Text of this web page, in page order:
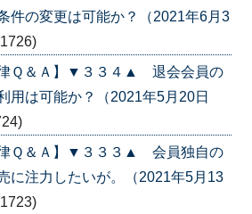
件の変更は可能か？（2021年6月3
律Ｑ＆Ａ】▼３３４▲ 退会会員の
用は可能か？（2021年5月20日
律Ｑ＆Ａ】▼３３３▲ 会員独自の
に注力したいが。（2021年5月13